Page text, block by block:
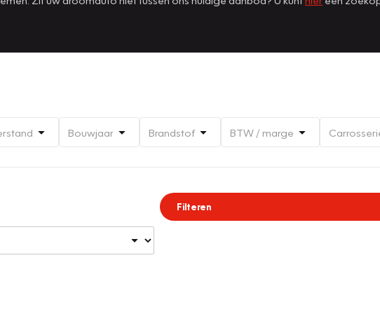
Bouwjaar Brandstof BTW / marge
Filteren